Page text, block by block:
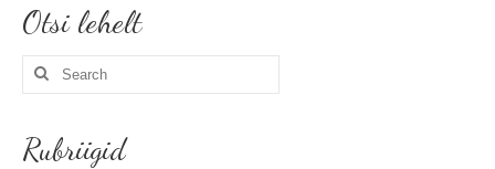
Otsi lehelt
Search
Rubriigid